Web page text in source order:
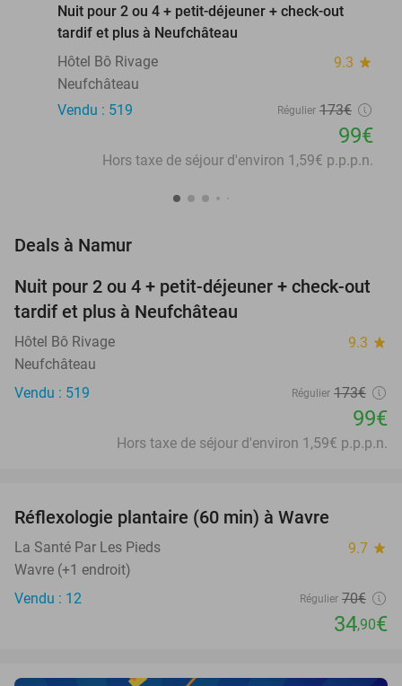
Nuit pour 2 ou 4 + petit-déjeuner + check-out
tardif et plus à Neufchâteau
Hôtel Bô Rivage
9.3 star
Neufchâteau
Vendu : 519
Régulier 173€
99€
Hors taxe de séjour d'environ 1,59€ p.p.p.n.
Deals à Namur
43%
NEW
TODAY
Nuit pour 2 ou 4 + petit-déjeuner + check-out
tardif et plus à Neufchâteau
Hôtel Bô Rivage 9.3 star
Neufchâteau
Vendu : 519
Régulier 173€
99€
Hors taxe de séjour d'environ 1,59€ p.p.p.n.
TODAY
Réflexologie plantaire (60 min) à Wavre
La Santé Par Les Pieds 9.7 star
Wavre (+1 endroit)
Vendu : 12
Régulier 70€
34,90€